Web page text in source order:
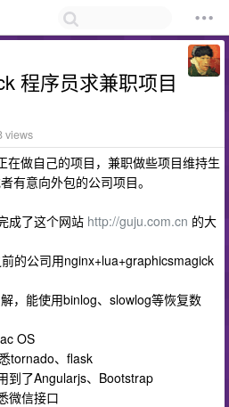
程序员求兼职项目
views
在做自己的项目，兼职做些项目维持生
有意向外包的公司项目。
成了这个网站 http://guju.com.cn 的大
的公司用nginx+lua+graphicsmagick
，能使用binlog、slowlog等恢复数
OS
tornado、flask
到了Angularjs、Bootstrap
微信接口